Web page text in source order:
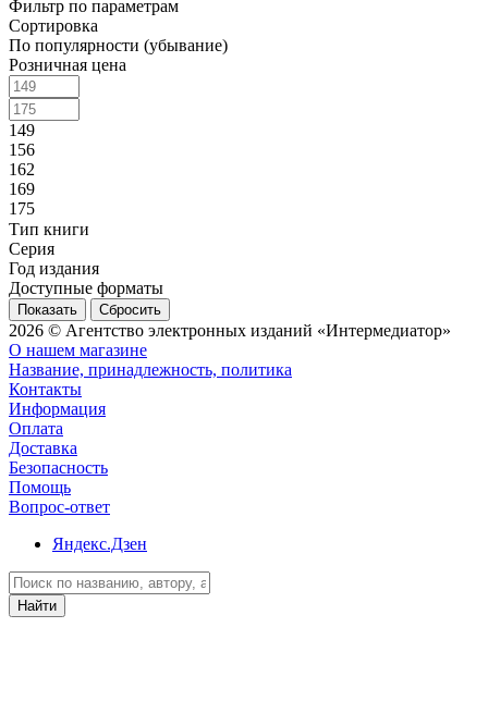
Фильтр по параметрам
Сортировка
По популярности (убывание)
Розничная цена
149
156
162
169
175
Тип книги
Серия
Год издания
Доступные форматы
Сбросить
2026 © Агентство электронных изданий «Интермедиатор»
О нашем магазине
Название, принадлежность, политика
Контакты
Информация
Оплата
Доставка
Безопасность
Помощь
Вопрос-ответ
Яндекс.Дзен
Найти